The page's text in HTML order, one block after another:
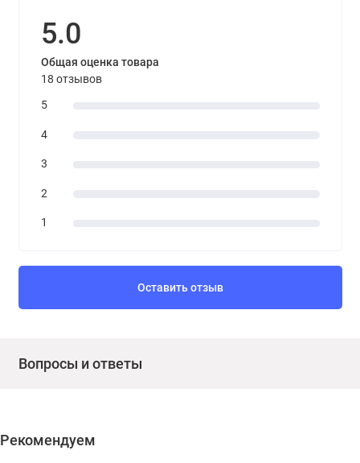
5.0
Общая оценка товара
18 отзывов
5
4
3
2
1
Оставить отзыв
Вопросы и ответы
Рекомендуем